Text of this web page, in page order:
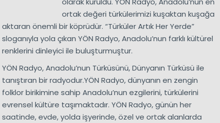
ortak değeri türkülerimizi kuşaktan kuşağa
aktaran önemli bir köprüdür. “Türküler Artık Her Yerde”
sloganıyla yola çıkan YÖN Radyo, Anadolu’nun farklı kültürel
renklerini dinleyici ile buluşturmuştur.
YÖN Radyo, Anadolu’nun Türküsünü, Dünyanın Türküsü ile
tanıştıran bir radyodur.YÖN Radyo, dünyanın en zengin
folklor birikimine sahip Anadolu’nun ezgilerini, türkülerini
evrensel kültüre taşımaktadır. YÖN Radyo, günün her
saatinde, evde, yolda işyerinde, özel ve ortak alanlarda